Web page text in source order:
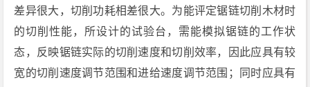
差异很大，切削功耗相差很大。为能评定锯链切削木材时
的切削性能，所设计的试验台，需能模拟锯链的工作状
态，反映锯链实际的切削速度和切削效率，因此应具有较
宽的切削速度调节范围和进给速度调节范围；同时应具有